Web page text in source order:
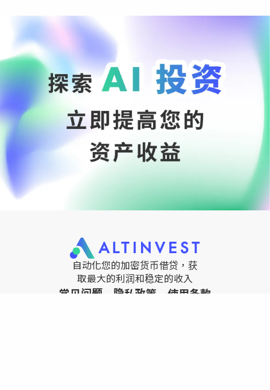
自动化您的加密货币借贷，获
取最大的利润和稳定的收入
常见问题 隐私政策 使用条款